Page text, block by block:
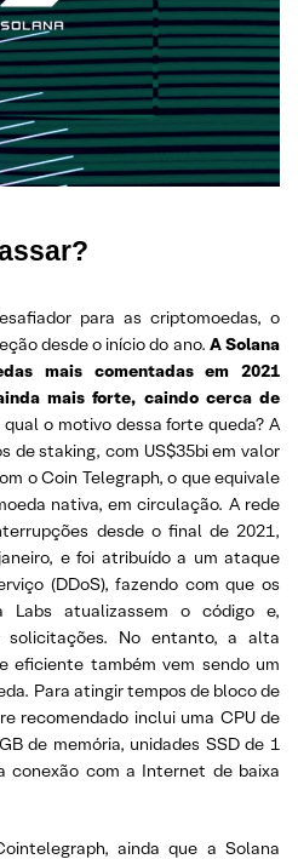
para as criptomoedas, o
desde o início do ano. A Solana
mais comentadas em 2021
mais forte, caindo cerca de
qual o motivo dessa forte queda? A
de staking, com US$35bi em valor
o Coin Telegraph, o que equivale
nativa, em circulação. A rede
desde o final de 2021,
e foi atribuído a um ataque
(DDoS), fazendo com que os
Labs atualizassem o código e,
solicitações. No entanto, a alta
eficiente também vem sendo um
Para atingir tempos de bloco de
recomendado inclui uma CPU de
de memória, unidades SSD de 1
conexão com a Internet de baixa
ainda que a Solana